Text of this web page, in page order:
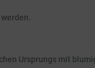
Ursprungs mit